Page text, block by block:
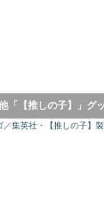
「【推しの子】」グ
集英社・【推しの子】